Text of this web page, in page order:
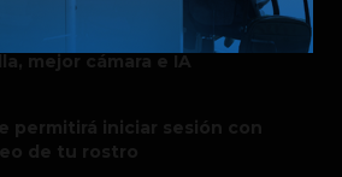
Z Flip8: el plegable compacto
se renueva con más
mejor cámara e IA
permitirá iniciar sesión con
de tu rostro